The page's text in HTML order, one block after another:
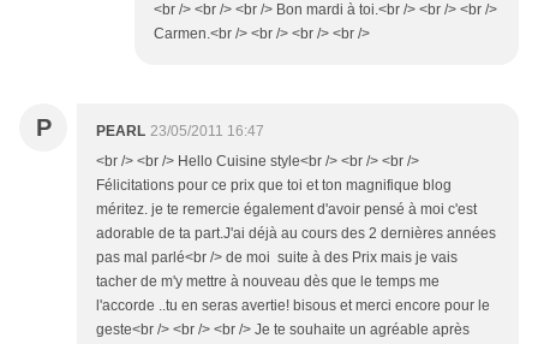
<br /> <br /> <br /> Bon mardi à toi.<br /> <br /> <br />
Carmen.<br /> <br /> <br /> <br />
P PEARL 23/05/2011 16:47
<br /> <br /> Hello Cuisine style<br /> <br /> <br />
Félicitations pour ce prix que toi et ton magnifique blog
méritez. je te remercie également d'avoir pensé à moi c'est
adorable de ta part.J'ai déjà au cours des 2 dernières années
pas mal parlé<br /> de moi suite à des Prix mais je vais
tacher de m'y mettre à nouveau dès que le temps me
l'accorde ..tu en seras avertie! bisous et merci encore pour le
geste<br /> <br /> <br /> Je te souhaite un agréable après